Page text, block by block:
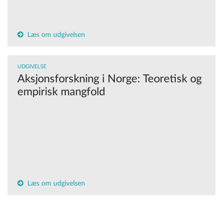
Læs om udgivelsen
UDGIVELSE
Aksjonsforskning i Norge: Teoretisk og
empirisk mangfold
Læs om udgivelsen